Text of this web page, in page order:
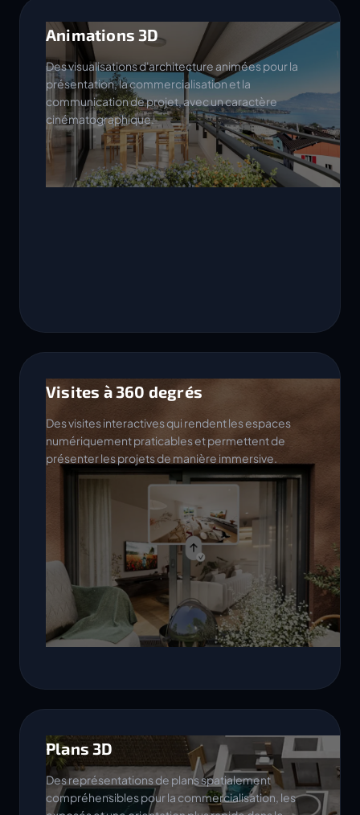
Animations 3D
Des visualisations d'architecture animées pour la
présentation, la commercialisation et la
communication de projet, avec un caractère
cinématographique.
Visites à 360 degrés
Des visites interactives qui rendent les espaces
numériquement praticables et permettent de
présenter les projets de manière immersive.
Plans 3D
Des représentations de plans spatialement
compréhensibles pour la commercialisation, les